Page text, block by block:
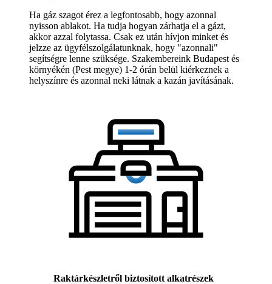
Ha gáz szagot érez a legfontosabb, hogy azonnal
nyisson ablakot. Ha tudja hogyan zárhatja el a gázt,
akkor azzal folytassa. Csak ez után hívjon minket és
jelzze az ügyfélszolgálatunknak, hogy "azonnali"
segítségre lenne szüksége. Szakembereink Budapest és
környékén (Pest megye) 1-2 órán belül kiérkeznek a
helyszínre és azonnal neki látnak a kazán javításának.
Raktárkészletről biztosított alkatrészek